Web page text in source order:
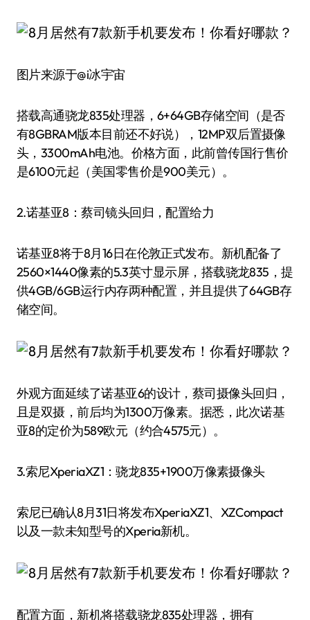
图片来源于@i冰宇宙
搭载高通骁龙835处理器，6+64GB存储空间（是否
有8GBRAM版本目前还不好说），12MP双后置摄像
头，3300mAh电池。价格方面，此前曾传国行售价
是6100元起（美国零售价是900美元）。
2.诺基亚8：蔡司镜头回归，配置给力
诺基亚8将于8月16日在伦敦正式发布。新机配备了
2560×1440像素的5.3英寸显示屏，搭载骁龙835，提
供4GB/6GB运行内存两种配置，并且提供了64GB存
储空间。
外观方面延续了诺基亚6的设计，蔡司摄像头回归，
且是双摄，前后均为1300万像素。据悉，此次诺基
亚8的定价为589欧元（约合4575元）。
3.索尼XperiaXZ1：骁龙835+1900万像素摄像头
索尼已确认8月31日将发布XperiaXZ1、XZCompact
以及一款未知型号的Xperia新机。
配置方面，新机将搭载骁龙835处理器，拥有